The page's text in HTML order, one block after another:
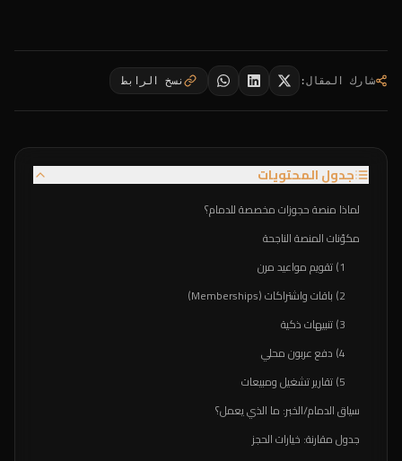
شارك المقال: نسخ الرابط
جدول المحتويات
لماذا منصة حجوزات مخصصة للدمام؟
مكوّنات المنصة الناجحة
1) تقويم مواعيد مرن
2) باقات واشتراكات (Memberships)
3) تنبيهات ذكية
4) دفع عربون محلي
5) تقارير تشغيل ومبيعات
سياق الدمام/الخبر: ما الذي يعمل؟
جدول مقارنة: خيارات الحجز